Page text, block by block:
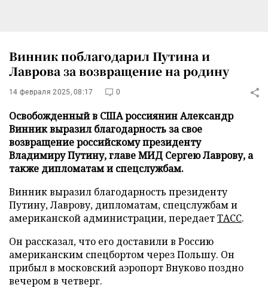
Винник поблагодарил Путина и
Лаврова за возвращение на родину
14 февраля 2025, 08:17 0
Освобожденный в США россиянин Александр
Винник выразил благодарность за свое
возвращение российскому президенту
Владимиру Путину, главе МИД Сергею Лаврову, а
также дипломатам и спецслужбам.
Винник выразил благодарность президенту
Путину, Лаврову, дипломатам, спецслужбам и
американской администрации, передаетТАСС.
Он рассказал, что его доставили в Россию
американским спецбортом через Польшу. Он
прибыл в московский аэропорт Внуково поздно
вечером в четверг.